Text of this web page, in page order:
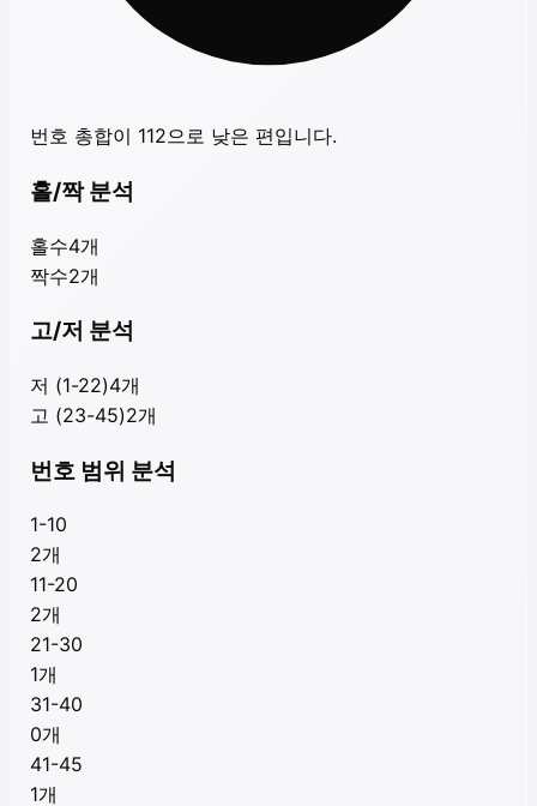
번호 총합이 112으로 낮은 편입니다.
홀/짝 분석
홀수4개
짝수2개
고/저 분석
저 (1-22)4개
고 (23-45)2개
번호 범위 분석
1-10
2개
11-20
2개
21-30
1개
31-40
0개
41-45
1개